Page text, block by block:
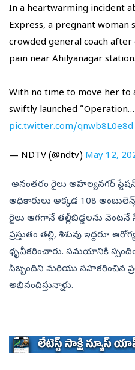
In a heartwarming incident
Express, a pregnant woman
crowded general coach
pain near Ahilyanagar station.
With no time to move her to
swiftly launched “Operation…
pic.twitter.com/qnwb8L0e8d
— NDTV (@ndtv) May 12,
అనంతరం రైలు అహల్యనగర్
అధికారులు అక్కడ 108
రైలు ఆగగానే తల్లీబిడ్డలను
ప్రస్తుతం తల్లి, శిశువు ఇద్దరూ
ధృవీకరించారు. సమయానికి
సిబ్బందిని మరియు సహకరించిన
అభినందిస్తున్నారు.